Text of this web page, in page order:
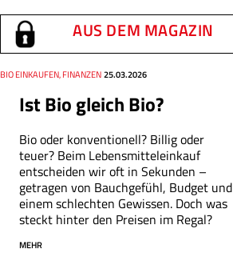
AUS DEM MAGAZIN
Ist Bio gleich Bio?
Thema
BIO EINKAUFEN, FINANZEN
Datum 25.03.2026
Bio oder konventionell? Billig oder
teuer? Beim Lebensmitteleinkauf
entscheiden wir oft in Sekunden –
getragen von Bauchgefühl, Budget und
einem schlechten Gewissen. Doch was
steckt hinter den Preisen im Regal?
MEHR